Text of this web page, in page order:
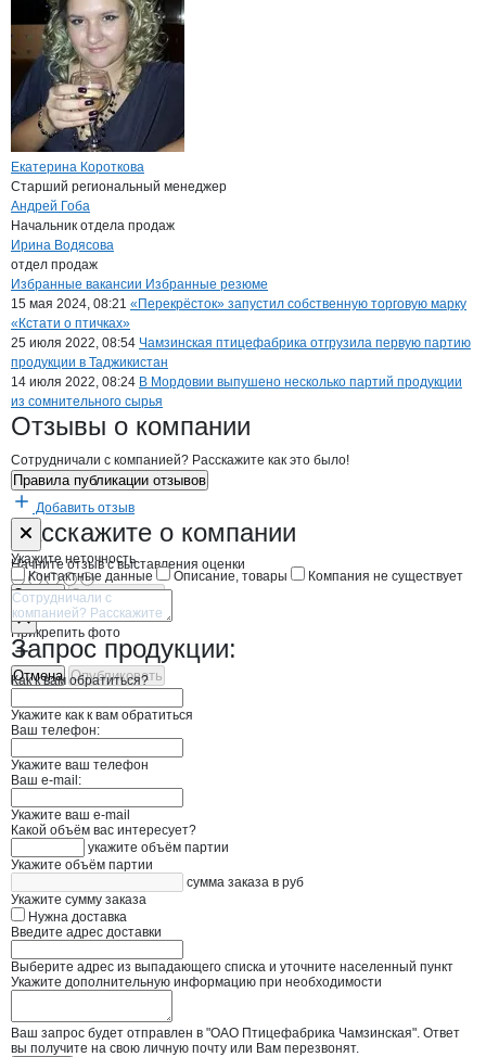
Екатерина Короткова
Старший региональный менеджер
Андрей Гоба
Начальник отдела продаж
Ирина Водясова
отдел продаж
Брендыкомпани Птицефабрика
Вакансии вПтицефабрика
Избранные вакансии Избранные резюме
Новости oПтицефабрика
15 мая 2024, 08:21 «Перекрёсток» запустил собственную торговую марку
«Кстати о птичках»
25 июля 2022, 08:54 Чамзинская птицефабрика отгрузила первую партию
продукции в Таджикистан
14 июля 2022, 08:24 В Мордовии выпушено несколько партий продукции
из сомнительного сырья
Отзывы о компании
Сотрудничали с компанией? Расскажите как это было!
Правила публикации отзывов
Добавить отзыв
Расскажите о компании
Начните отзыв с выставления оценки
Прикрепить фото
Отмена Опубликовать
Форма обратной связи о неточностях
Укажите неточность
Контактные данные
Описание, товары Компания не существует
Отмена Опубликовать
Запрос продукции:
Как к вам обратиться?
Укажите как к вам обратиться
Ваш телефон:
Укажите ваш телефон
Ваш e-mail:
Укажите ваш e-mail
Какой объём вас интересует?
укажите объём партии
Укажите объём партии
сумма заказа в руб
Укажите сумму заказа
Нужна доставка
Введите адрес доставки
Выберите адрес из выпадающего списка и уточните населенный пункт
Укажите дополнительную информацию при необходимости
Ваш запрос будет отправлен в "ОАО Птицефабрика Чамзинская". Ответ
вы получите на свою личную почту или Вам перезвонят.